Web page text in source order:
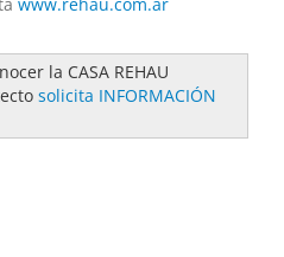
la CASA REHAU
solicita INFORMACIÓN